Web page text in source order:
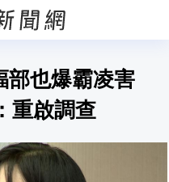
部也爆霸凌害
重啟調查